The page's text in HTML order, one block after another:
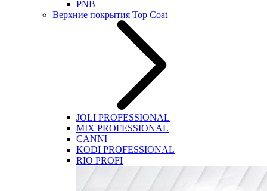
PNB
Верхние покрытия Top Coat
JOLI PROFESSIONAL
MIX PROFESSIONAL
CANNI
KODI PROFESSIONAL
RIO PROFI